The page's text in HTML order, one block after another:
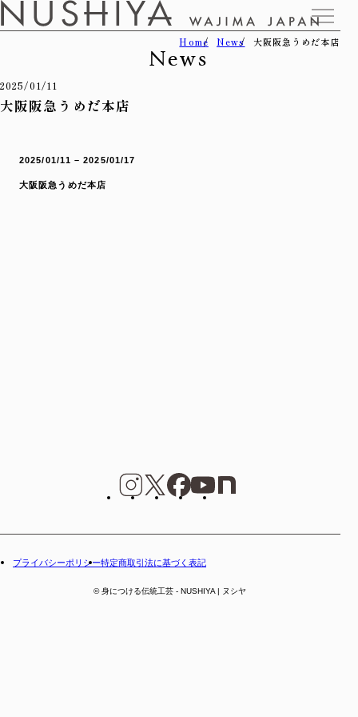
Home News 大阪阪急うめだ本店
News
2025/01/11
大阪阪急うめだ本店
2025/01/11 – 2025/01/17
大阪阪急うめだ本店
プライバシーポリシー特定商取引法に基づく表記
© 身につける伝統工芸 - NUSHIYA | ヌシヤ